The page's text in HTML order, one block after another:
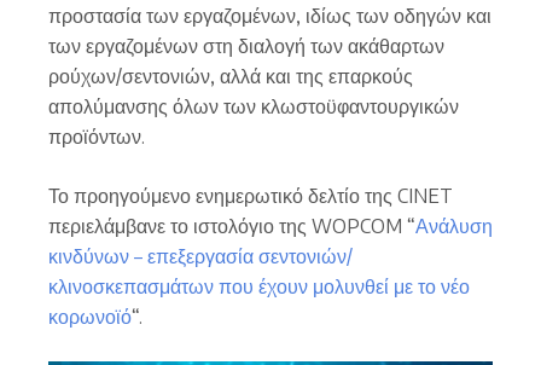
προστασία των εργαζομένων, ιδίως των οδηγών και
των εργαζομένων στη διαλογή των ακάθαρτων
ρούχων/σεντονιών, αλλά και της επαρκούς
απολύμανσης όλων των κλωστοϋφαντουργικών
προϊόντων.
Το προηγούμενο ενημερωτικό δελτίο της CINET
περιελάμβανε το ιστολόγιο της WOPCOM “Ανάλυση
κινδύνων – επεξεργασία σεντονιών/
κλινοσκεπασμάτων που έχουν μολυνθεί με το νέο
κορωνοϊό“.